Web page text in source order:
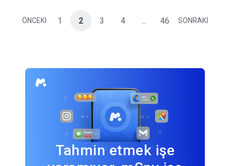
ÖNCEKİ 1 2 3 4 ... 46 SONRAKİ
Tahmin etmek işe